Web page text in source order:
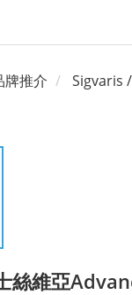
牌推介 Sigvaris
絲維亞